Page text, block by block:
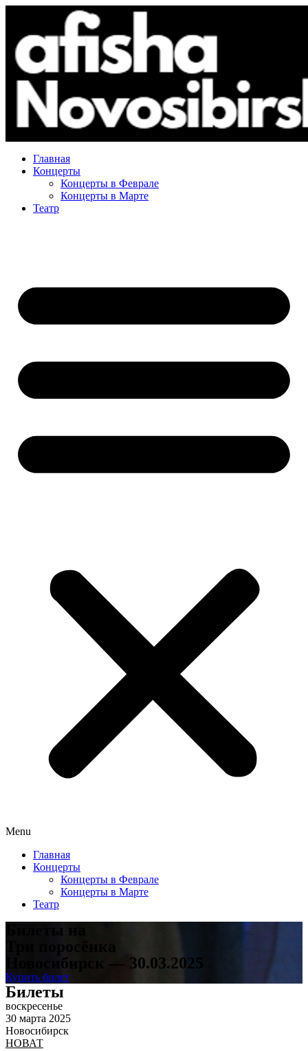
Главная
Концерты
Концерты в Феврале
Концерты в Марте
Театр
Menu
Главная
Концерты
Концерты в Феврале
Концерты в Марте
Театр
Билеты на
Три поросёнка
Новосибирск — 30.03.2025
Купить билет
Билеты
воскресенье
30 марта 2025
Новосибирск
НОВАТ